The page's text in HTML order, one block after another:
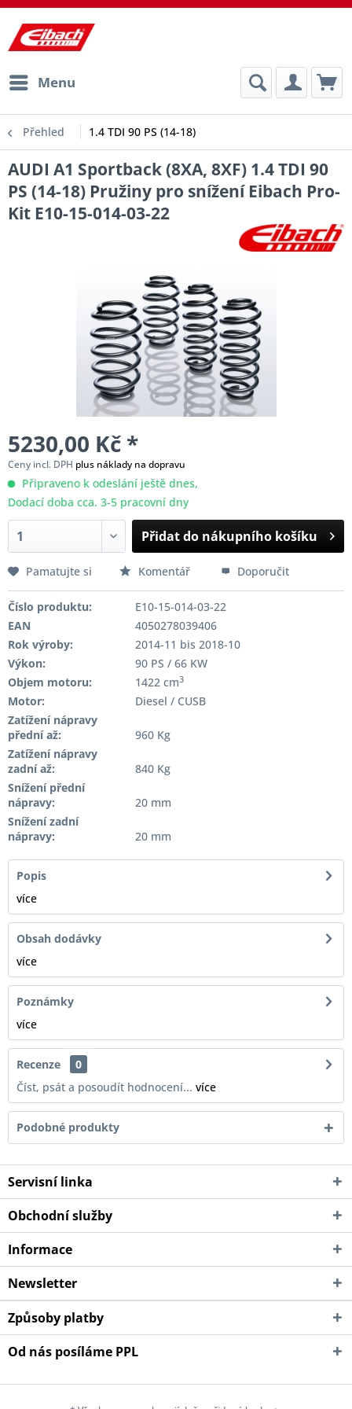
Menu
Přehled 1.4 TDI 90 PS (14-18)
AUDI A1 Sportback (8XA, 8XF) 1.4 TDI 90
PS (14-18) Pružiny pro snížení Eibach Pro-
Kit E10-15-014-03-22
5230,00 Kč *
Ceny incl. DPH plus náklady na dopravu
Připraveno k odeslání ještě dnes,
Dodací doba cca. 3-5 pracovní dny
Přidat do nákupního košíku
Pamatujte si Komentář Doporučit
Číslo produktu:
E10-15-014-03-22
EAN
4050278039406
Rok výroby:
2014-11 bis 2018-10
Výkon:
90 PS / 66 KW
Objem motoru:
1422 cm3
Motor:
Diesel / CUSB
Zatížení nápravy
přední až:
960 Kg
Zatížení nápravy
zadní až:
840 Kg
Snížení přední
nápravy:
20 mm
Snížení zadní
nápravy:
20 mm
Popis
více
Obsah dodávky
více
Poznámky
více
Recenze
0
Číst, psát a posoudít hodnocení... více
Podobné produkty
Servisní linka
Obchodní služby
Informace
Newsletter
Způsoby platby
Od nás posíláme PPL